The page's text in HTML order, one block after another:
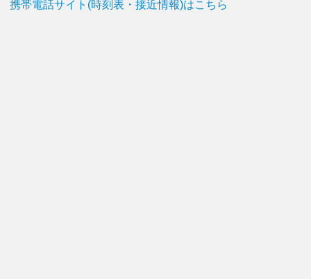
携帯電話サイト(時刻表・接近情報)はこちら